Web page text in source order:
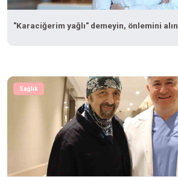
"Karaciğerim yağlı" demeyin, önlemini alın
Sağlık